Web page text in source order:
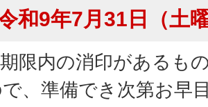
和9年7月31日（土
期限内の消印があるも
、準備でき次第お早